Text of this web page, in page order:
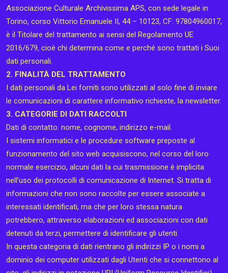
Associazione Culturale Archivissima APS, con sede legale in
Torino, corso Vittorio Emanuele II, 44 – 10123, CF: 97804960017,
è il Titolare del trattamento ai sensi del Regolamento UE
2016/679, cioè chi determina come e perché sono trattati i Suoi
dati personali.
2. FINALITÀ DEL TRATTAMENTO
I dati personali da Lei forniti sono utilizzati al solo fine di inviare
le comunicazioni di carattere informativo richieste, la newsletter.
3. CATEGORIE DI DATI RACCOLTI
Dati di contatto: nome, cognome, indirizzo e-mail.
I sistemi informatici e le procedure software preposte al
funzionamento del sito web acquisiscono, nel corso del loro
normale esercizio, alcuni dati la cui trasmissione è implicita
nell’uso dei protocolli di comunicazione di Internet. Si tratta di
informazioni che non sono raccolte per essere associate a
interessati identificati, ma che per loro stessa natura
potrebbero, attraverso elaborazioni ed associazioni con dati
detenuti da terzi, permettere di identificare gli utenti.
In questa categoria di dati rientrano gli indirizzi IP o i nomi a
dominio dei computer utilizzati dagli Utenti che si connettono al